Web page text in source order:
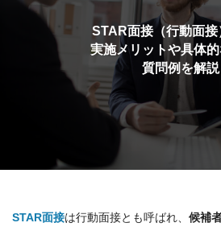
STAR面接（行動面接
実施メリットや具体的
質問例を解説
STAR面接は行動面接とも呼ばれ、 候補